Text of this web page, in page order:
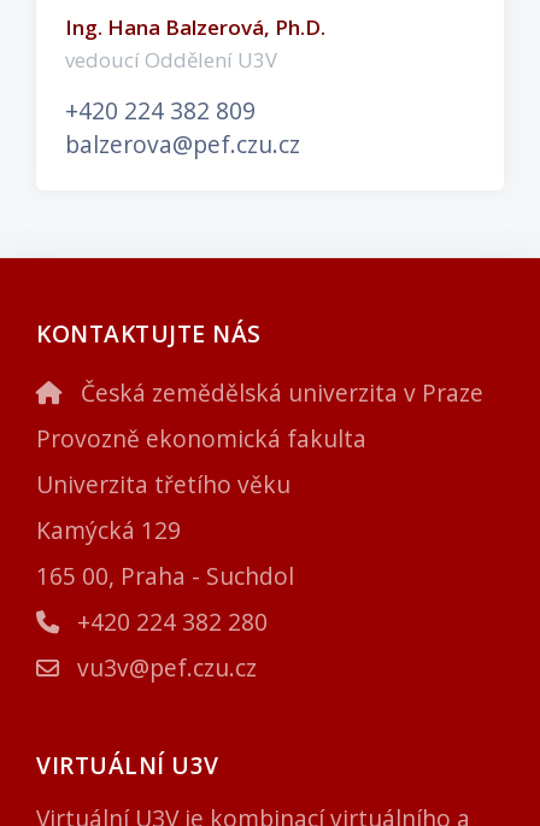
Andrea Krejzová
studijní referentka
+420 224 382 280
krejzova@pef.czu.cz
KONTAKTUJTE NÁS
Česká zemědělská univerzita v Praze
Provozně ekonomická fakulta
Univerzita třetího věku
Kamýcká 129
165 00, Praha - Suchdol
+420 224 382 280
vu3v@pef.czu.cz
VIRTUÁLNÍ U3V
Virtuální U3V je kombinací virtuálního a